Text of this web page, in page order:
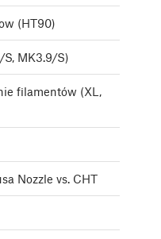
(HT90)
S, MK3.9/S)
filamentów (XL,
Nozzle vs. CHT